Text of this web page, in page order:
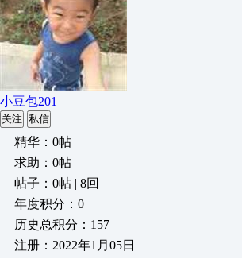
小豆包201
关注 私信
精华：0帖
求助：0帖
帖子：0帖 | 8回
年度积分：0
历史总积分：157
注册：2022年1月05日